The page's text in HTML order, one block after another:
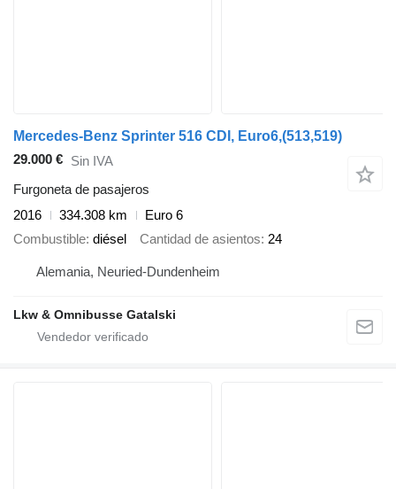
Mercedes-Benz Sprinter 516 CDI, Euro6,(513,519)
29.000 € Sin IVA
Furgoneta de pasajeros
2016
334.308 km
Euro 6
Combustible diésel Cantidad de asientos 24
Alemania, Neuried-Dundenheim
Lkw & Omnibusse Gatalski